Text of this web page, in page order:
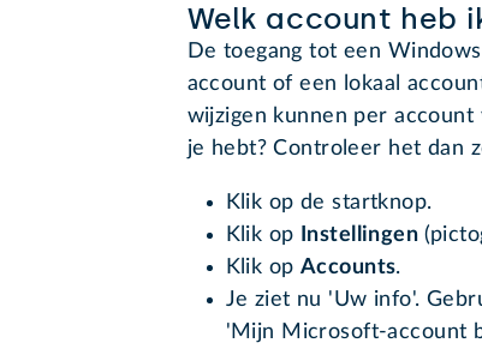
Welk account heb
De toegang tot een
account of een lokaal
wijzigen kunnen per
je hebt? Controleer het dan
Klik op de startknop.
Klik op
Instellingen
Klik op Accounts.
Je ziet nu 'Uw info'.
'Mijn Microsoft-account